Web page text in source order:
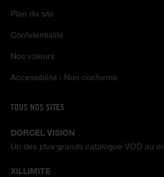
Plan du site
Confidentialité
Nos valeurs
Accessibilité : Non conforme
TOUS NOS SITES
DORCEL VISION
Un des plus grands catalogue VOD au
XILLIMITE